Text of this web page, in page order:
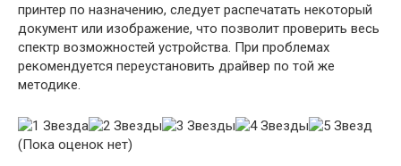
принтер по назначению, следует распечатать некоторый
документ или изображение, что позволит проверить весь
спектр возможностей устройства. При проблемах
рекомендуется переустановить драйвер по той же
методике.
(Пока оценок нет)